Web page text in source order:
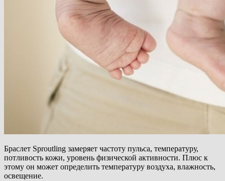
Браслет Sproutling замеряет частоту пульса, температуру,
потливость кожи, уровень физической активности. Плюс к
этому он может определить температуру воздуха, влажность,
освещение.